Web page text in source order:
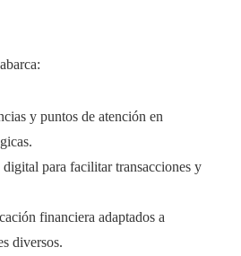
y puntos de atención en
para facilitar transacciones y
financiera adaptados a
diversos.